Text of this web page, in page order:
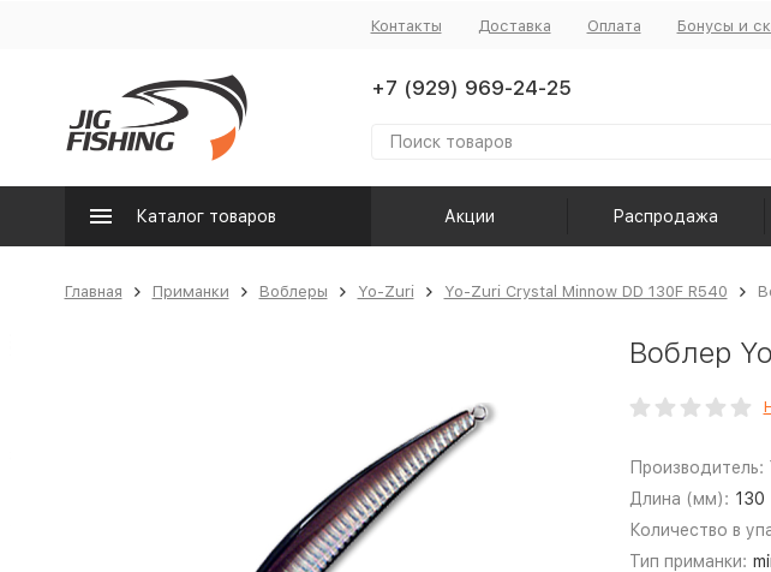
Контакты Доставка Оплата Бонусы и
+7 (929) 969-24-25
Каталог товаров Акции Распродажа
Главная Приманки Воблеры Yo-Zuri Yo-Zuri Crystal Minnow DD 130F R540
Воблер
Производитель:
Длина (мм): 130
Количество в
Тип приманки: